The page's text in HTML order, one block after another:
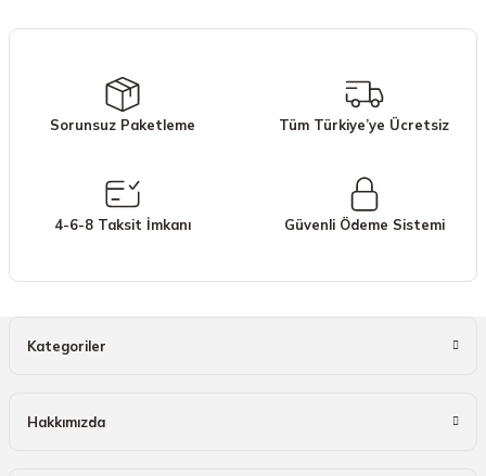
Ürün açıklamasında eksik bilgiler bulunuyor.
Ürün bilgilerinde hatalar bulunuyor.
Bu ürüne benzer farklı alternatifler olmalı.
Sorunsuz Paketleme Tüm Türkiye’ye Ücretsiz
4-6-8 Taksit İmkanı Güvenli Ödeme Sistemi
Kategoriler
Hakkımızda